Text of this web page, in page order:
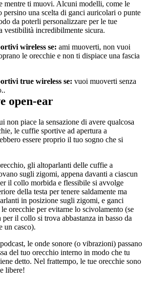
persino una scelta di ganci auricolari o punte
da poterli personalizzare per le tue
vestibilità incredibilmente sicura.
wireless se: ami muoverti, non vuoi
le orecchie e non ti dispiace una fascia
true wireless se: vuoi muoverti senza
open-ear
non piace la sensazione di avere qualcosa
le cuffie sportive ad apertura a
essere proprio il tuo sogno che si
gli altoparlanti delle cuffie a
sugli zigomi, appena davanti a ciascun
il collo morbida e flessibile si avvolge
della testa per tenere saldamente ma
in posizione sugli zigomi, e ganci
orecchie per evitarne lo scivolamento (se
il collo si trova abbastanza in basso da
un casco).
le onde sonore (o vibrazioni) passano
del tuo orecchio interno in modo che tu
detto. Nel frattempo, le tue orecchie sono
libere!